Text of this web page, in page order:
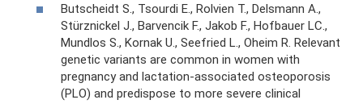
Butscheidt S., Tsourdi E., Rolvien T., Delsmann A.,
Stürznickel J., Barvencik F., Jakob F., Hofbauer LC.,
Mundlos S., Kornak U., Seefried L., Oheim R. Relevant
genetic variants are common in women with
pregnancy and lactation-associated osteoporosis
(PLO) and predispose to more severe clinical